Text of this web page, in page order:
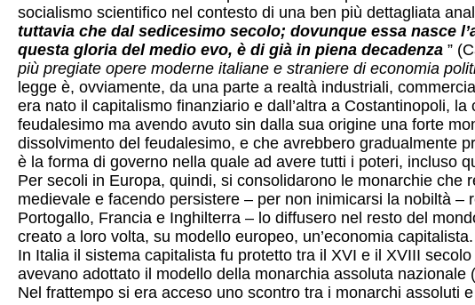
socialismo scientifico nel contesto di una ben più dettagliata
tuttavia che dal sedicesimo secolo; dovunque essa nasce
questa gloria del medio evo, è di già in piena decadenza ”
più pregiate opere moderne italiane e straniere di economia
legge è, ovviamente, da una parte a realtà industriali,
era nato il capitalismo finanziario e dall’altra a Costantinopoli,
feudalesimo ma avendo avuto sin dalla sua origine una forte
dissolvimento del feudalesimo, e che avrebbero gradualmente
è la forma di governo nella quale ad avere tutti i poteri, incluso
Per secoli in Europa, quindi, si consolidarono le monarchie
medievale e facendo persistere – per non inimicarsi la nobiltà
Portogallo, Francia e Inghilterra – lo diffusero nel resto del
creato a loro volta, su modello europeo, un’economia capitalista.
In Italia il sistema capitalista fu protetto tra il XVI e il XVIII
avevano adottato il modello della monarchia assoluta
Nel frattempo si era acceso uno scontro tra i monarchi assoluti